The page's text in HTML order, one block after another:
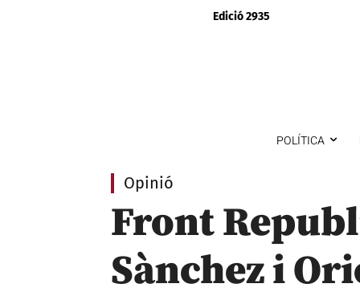
Edició 2935
POLÍTICA
Opinió
Front
Sànchez i